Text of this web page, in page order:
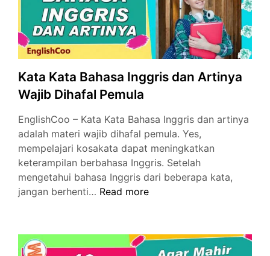
Kata Kata Bahasa Inggris dan Artinya
Wajib Dihafal Pemula
EnglishCoo – Kata Kata Bahasa Inggris dan artinya
adalah materi wajib dihafal pemula. Yes,
mempelajari kosakata dapat meningkatkan
keterampilan berbahasa Inggris. Setelah
mengetahui bahasa Inggris dari beberapa kata,
jangan berhenti… Kata
Inggris
dan
Read more